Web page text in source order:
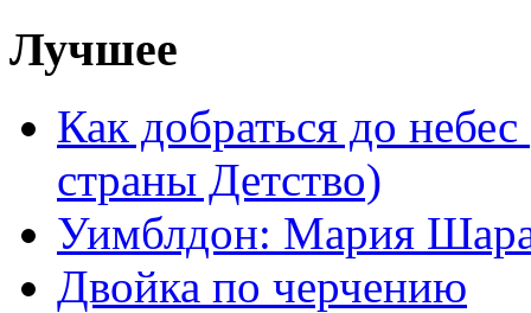
Лучшее
Как добраться до
страны Детство)
Уимблдон: Мария
Двойка по черчению